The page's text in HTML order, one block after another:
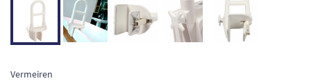
Vermeiren